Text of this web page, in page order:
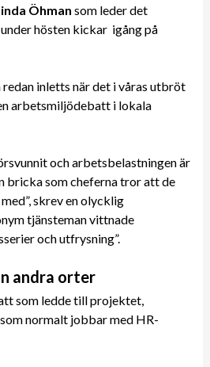
Öhman som leder det
hösten kickar igång på
inletts när det i våras utbröt
arbetsmiljödebatt i lokala
och arbetsbelastningen är
bricka som cheferna troratt de
skrev en olycklig
tjänsteman vittnade
och utfrysning”.
andra orter
som ledde till projektet,
normalt jobbar med HR-